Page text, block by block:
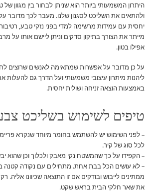
היתרון המשמעותי ביותר הוא שניתן לבחור בין מגוון
ולהתאים את השליכט לסגנון שלנו. מעבר לכך מדובר
יחסית עם עמידות מרשימה למדי בפני נזקי טבע,
מייתר את הצורך בתיקון סדקים וניתן ליישם אותו על
אפילו בטון.
על כן מדובר על אפשרות שמתאימה לאנשים שרוצים
ליהנות מיתרון עיצובי משמעותי ועל הדרך גם להעלות
באמצעות הוצאה זניחה ושולית יחסית.
טיפים לשימוש בשליכט
– לפני השימוש יש להשתמש בחומר מיוחד שנקרא
לכל סוג של קיר.
– הקפידו על כך שהמשטח נקי מאבק ולכלוך וכן שהוא
– לא עושים הכל בבת אחת. מתחילים עם נקודה קטנה
ממתינים לייבוש ובודקים אם זו התוצאה שכיוונו אליה.
את שאר חלקי הבית בראש שקט.